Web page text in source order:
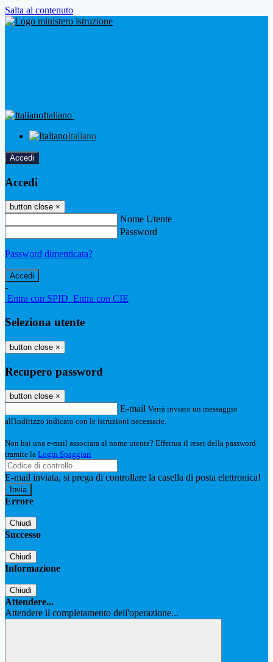
Salta al contenuto
Italiano
Italiano
Accedi
Accedi
button close ×
Nome Utente
Password
Password dimenticata?
-
Entra con SPID Entra con CIE
Seleziona utente
button close ×
Recupero password
button close ×
E-mail Verrà inviato un messaggio
all'indirizzo indicato con le istruzioni necessarie.
Non hai una e-mail associata al nome utente? Effettua il reset della password
tramite la Login Spaggiari
E-mail inviata, si prega di controllare la casella di posta elettronica!
Errore
Chiudi
Successo
Chiudi
Informazione
Chiudi
Attendere...
Attendere il completamento dell'operazione...